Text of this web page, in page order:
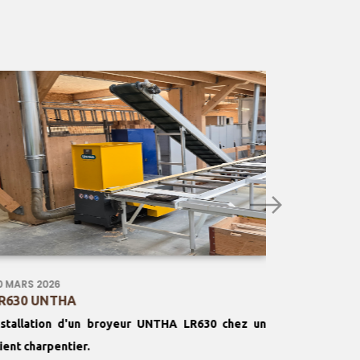
MARS 2026
UNTHA
d'un broyeur UNTHA LR630 chez un
charpentier.